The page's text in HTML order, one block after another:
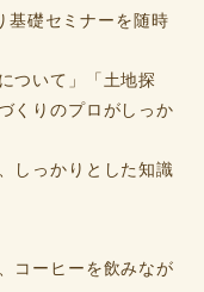
基礎セミナーを随時
ついて」「土地探
くりのプロがしっか
しっかりとした知識
コーヒーを飲みなが